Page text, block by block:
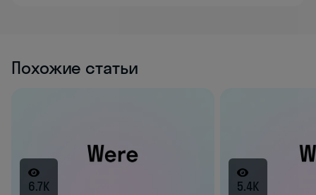
Похожие статьи
6.7K 5.4K